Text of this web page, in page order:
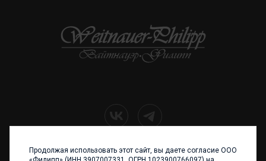
+7 (4012) 960 898
Продолжая использовать этот сайт, вы даете согласие ООО